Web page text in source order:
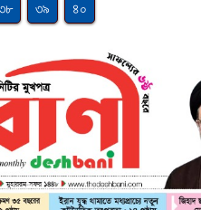
৩৯ ৪০